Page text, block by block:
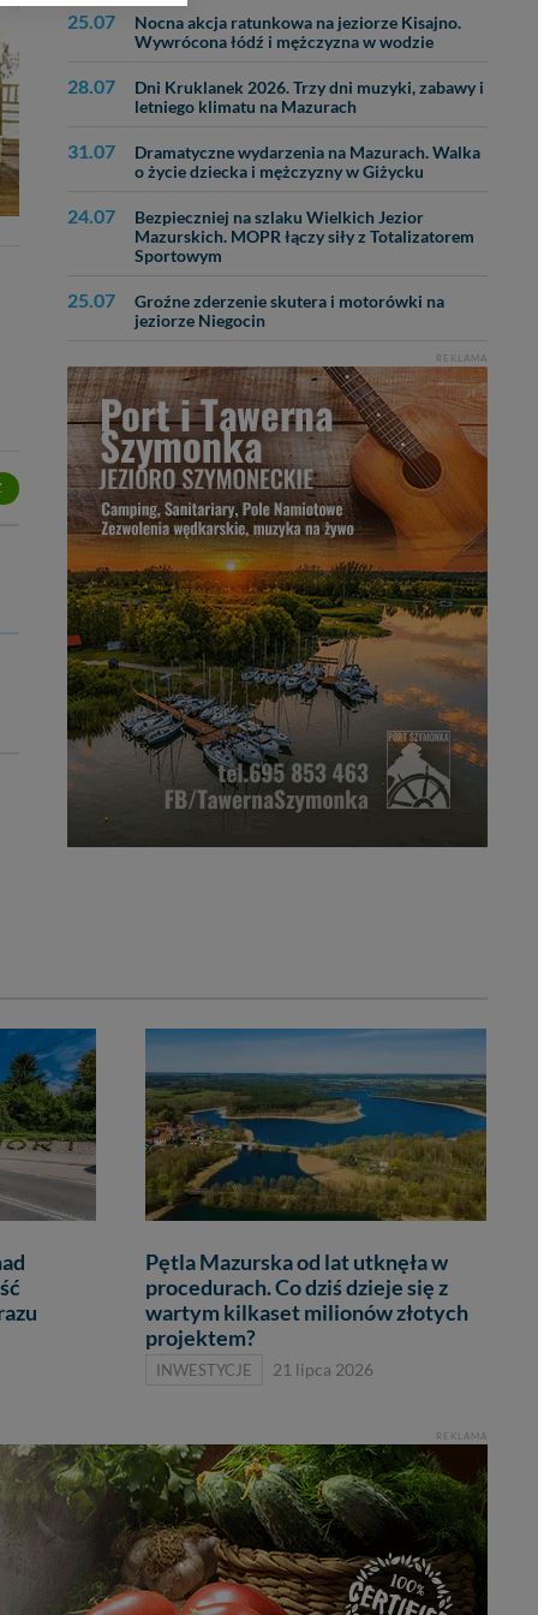
25.07
Nocna akcja ratunkowa na jeziorze Kisajno.
Wywrócona łódź i mężczyzna w wodzie
28.07
Dni Kruklanek 2026. Trzy dni muzyki, zabawy i
letniego klimatu na Mazurach
31.07
Dramatyczne wydarzenia na Mazurach. Walka
o życie dziecka i mężczyzny w Giżycku
24.07
Bezpieczniej na szlaku Wielkich Jezior
Mazurskich. MOPR łączy siły z Totalizatorem
Sportowym
25.07
Groźne zderzenie skutera i motorówki na
jeziorze Niegocin
REKLAMA
Pętla Mazurska od lat utknęła w
procedurach. Co dziś dzieje się z
wartym kilkaset milionów złotych
projektem?
INWESTYCJE 21 lipca 2026
REKLAMA
ul. Wiejska 17,
zabronić ich
w odniesieniu do
- w pewnych